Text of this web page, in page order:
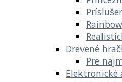
Drevené
Pre
Elektronické